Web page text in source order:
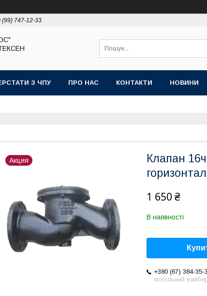
(99) 747-12-33
З ЧПУ ПРО НАС КОНТАКТИ НОВИНИ
Акция
Клапан
1 650 ₴
В наявності
+380 (67) 384-35-
мобільний